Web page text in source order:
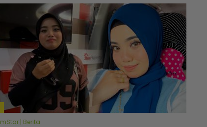
mStar | Berita